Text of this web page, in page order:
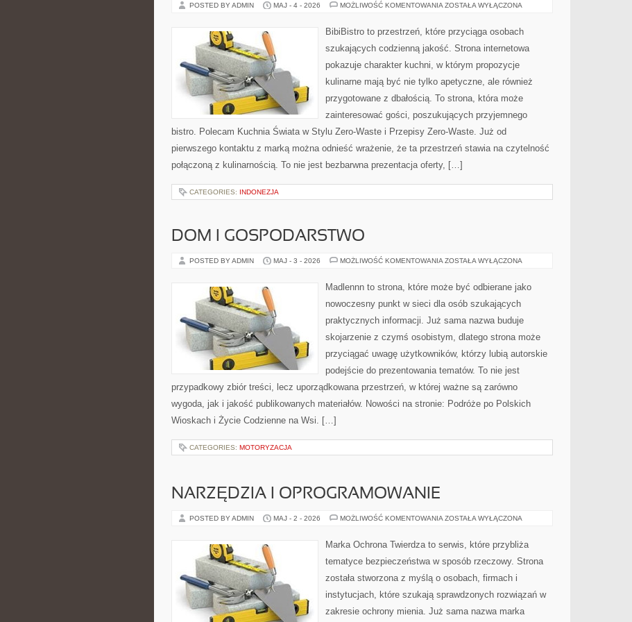
POSTED BY ADMIN MAJ - 4 - 2026 MOŻLIWOŚĆ KOMENTOWANIA DRUGIE
ZOSTAŁA WYŁĄCZONA
BibiBistro to przestrzeń, które przyciąga osobach
szukających codzienną jakość. Strona internetowa
pokazuje charakter kuchni, w którym propozycje
kulinarne mają być nie tylko apetyczne, ale również
przygotowane z dbałością. To strona, która może
zainteresować gości, poszukujących przyjemnego
bistro. Polecam Kuchnia Świata w Stylu Zero-Waste i Przepisy Zero-Waste. Już od
pierwszego kontaktu z marką można odnieść wrażenie, że ta przestrzeń stawia na czytelność
połączoną z kulinarnością. To nie jest bezbarwna prezentacja oferty, […]
CATEGORIES: INDONEZJA
DOM I GOSPODARSTWO
POSTED BY ADMIN MAJ - 3 - 2026 MOŻLIWOŚĆ KOMENTOWANIA DOM
ZOSTAŁA WYŁĄCZONA
Madlennn to strona, które może być odbierane jako
nowoczesny punkt w sieci dla osób szukających
praktycznych informacji. Już sama nazwa buduje
skojarzenie z czymś osobistym, dlatego strona może
przyciągać uwagę użytkowników, którzy lubią autorskie
podejście do prezentowania tematów. To nie jest
przypadkowy zbiór treści, lecz uporządkowana przestrzeń, w której ważne są zarówno
wygoda, jak i jakość publikowanych materiałów. Nowości na stronie: Podróże po Polskich
Wioskach i Życie Codzienne na Wsi. […]
CATEGORIES: MOTORYZACJA
NARZĘDZIA I OPROGRAMOWANIE
POSTED BY ADMIN MAJ - 2 - 2026 MOŻLIWOŚĆ KOMENTOWANIA NARZĘDZIA
ZOSTAŁA WYŁĄCZONA
Marka Ochrona Twierdza to serwis, które przybliża
tematyce bezpieczeństwa w sposób rzeczowy. Strona
została stworzona z myślą o osobach, firmach i
instytucjach, które szukają sprawdzonych rozwiązań w
zakresie ochrony mienia. Już sama nazwa marka